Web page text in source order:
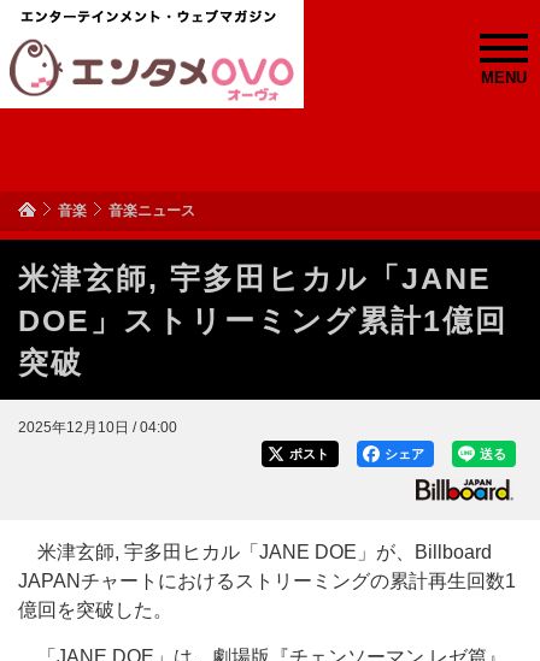
MENU
音楽 音楽ニュース
米津玄師, 宇多田ヒカル「JANE
DOE」ストリーミング累計1億回
突破
2025年12月10日 / 04:00
送る
シェア
ポスト
米津玄師, 宇多田ヒカル「JANE DOE」が、Billboard
JAPANチャートにおけるストリーミングの累計再生回数1
億回を突破した。
「JANE DOE」は、劇場版『チェンソーマン レゼ篇』